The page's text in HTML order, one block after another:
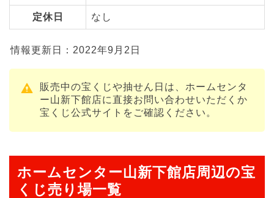
定休日 なし
情報更新日：2022年9月2日
販売中の宝くじや抽せん日は、ホームセンタ
ー山新下館店に直接お問い合わせいただくか
宝くじ公式サイトをご確認ください。
ホームセンター山新下館店周辺の宝
くじ売り場一覧